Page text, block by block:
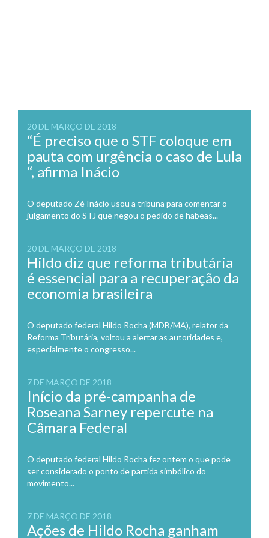
20 DE MARÇO DE 2018
“É preciso que o STF coloque em
pauta com urgência o caso de Lula
“, afirma Inácio
O deputado Zé Inácio usou a tribuna para comentar o
julgamento do STJ que negou o pedido de habeas...
20 DE MARÇO DE 2018
Hildo diz que reforma tributária
é essencial para a recuperação da
economia brasileira
O deputado federal Hildo Rocha (MDB/MA), relator da
Reforma Tributária, voltou a alertar as autoridades e,
especialmente o congresso...
7 DE MARÇO DE 2018
Início da pré-campanha de
Roseana Sarney repercute na
Câmara Federal
O deputado federal Hildo Rocha fez ontem o que pode
ser considerado o ponto de partida simbólico do
movimento...
7 DE MARÇO DE 2018
Ações de Hildo Rocha ganham